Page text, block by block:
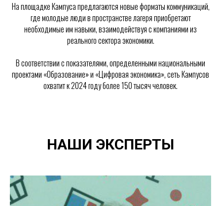
На площадке Кампуса предлагаются новые форматы коммуникаций,
где молодые люди в пространстве лагеря приобретают
необходимые им навыки, взаимодействуя с компаниями из
реального сектора экономики.
В соответствии с показателями, определенными национальными
проектами «Образование» и «Цифровая экономика», сеть Кампусов
охватит к 2024 году более 150 тысяч человек.
НАШИ ЭКСПЕРТЫ